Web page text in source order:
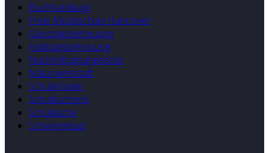
Buchhandlung
Freie Musikschule Hannover
Ganztagsbetreuung
Halbtagsbetreuung
Nachmittagsangebote
Naturwerkstatt
Schülerladen
Schulbücherei
Schulküche
Schwimmbad